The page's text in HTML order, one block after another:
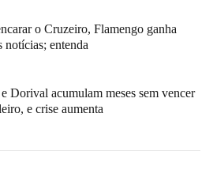
o Cruzeiro, Flamengo ganha
notícias; entenda
Dorival acumulam meses sem vencer
e crise aumenta